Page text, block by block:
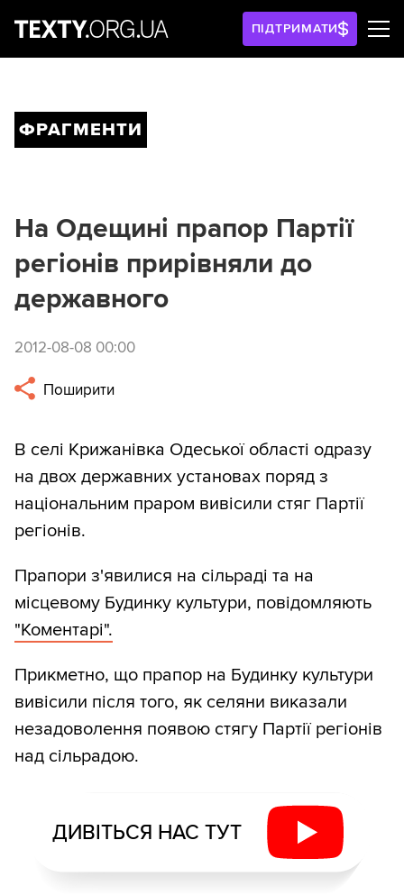
ПІДТРИМАТИ
ФРАГМЕНТИ
На Одещині прапор Партії
регіонів прирівняли до
державного
2012-08-08 00:00
Поширити
В селі Крижанівка Одеської області одразу
на двох державних установах поряд з
національним праром вивісили стяг Партії
регіонів.
Прапори з'явилися на сільраді та на
місцевому Будинку культури, повідомляють
"Коментарі".
Прикметно, що прапор на Будинку культури
вивісили після того, як селяни виказали
незадоволення появою стягу Партії регіонів
над сільрадою.
ДИВІТЬСЯ НАС ТУТ